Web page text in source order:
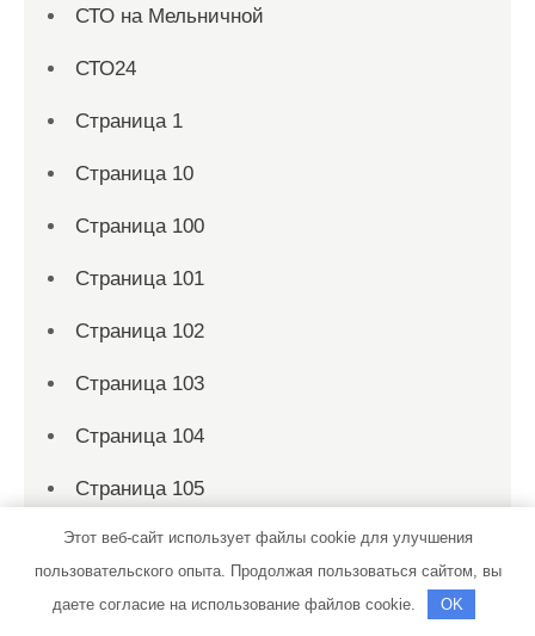
СТО на Мельничной
СТО24
Страница 1
Страница 10
Страница 100
Страница 101
Страница 102
Страница 103
Страница 104
Страница 105
Страница 106
Этот веб-сайт использует файлы cookie для улучшения
пользовательского опыта. Продолжая пользоваться сайтом, вы
даете согласие на использование файлов cookie.
OK